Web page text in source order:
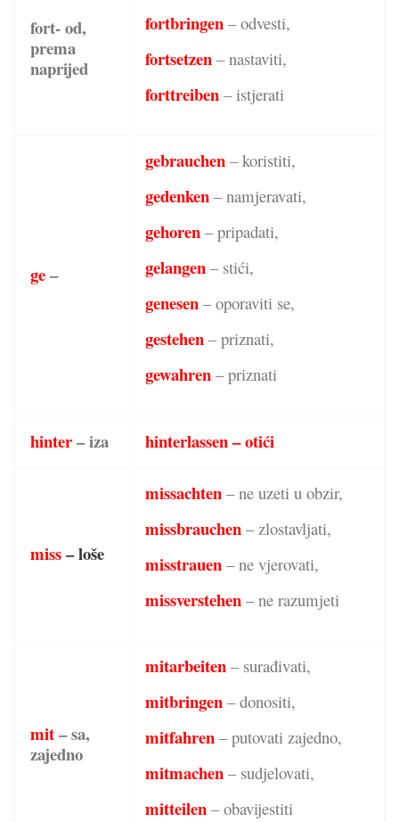
fort- od,
prema
naprijed
fortbringen – odvesti,
fortsetzen – nastaviti,
forttreiben – istjerati
ge–
gebrauchen – koristiti,
gedenken – namjeravati,
gehoren – pripadati,
gelangen – stići,
genesen – oporaviti se,
gestehen – priznati,
gewahren – priznati
hinter– iza hinterlassen – otići
miss– loše
missachten – ne uzeti u obzir,
missbrauchen – zlostavljati,
misstrauen – ne vjerovati,
missverstehen – ne razumjeti
mit– sa,
zajedno
mitarbeiten – surađivati,
mitbringen – donositi,
mitfahren – putovati zajedno,
mitmachen – sudjelovati,
mitteilen – obavijestiti